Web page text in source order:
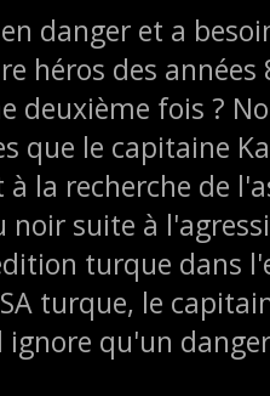
danger et a
héros des
deuxième fois ?
que le capitaine
à la recherche de
suite à
turque dans
turque, le
ignore qu'un